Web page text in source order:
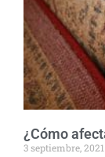
¿Cómo
3 septiembre, 2021